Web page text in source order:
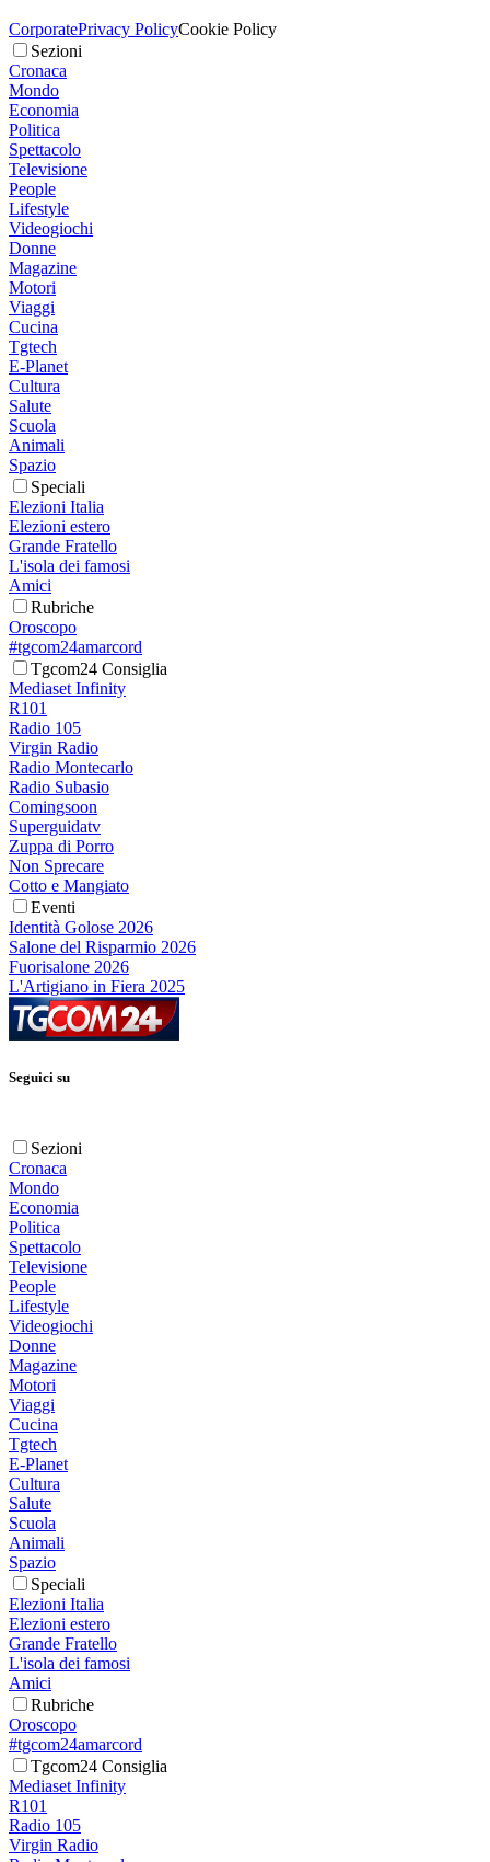
CorporatePrivacy PolicyCookie Policy
Sezioni
Cronaca
Mondo
Economia
Politica
Spettacolo
Televisione
People
Lifestyle
Videogiochi
Donne
Magazine
Motori
Viaggi
Cucina
Tgtech
E-Planet
Cultura
Salute
Scuola
Animali
Spazio
Speciali
Elezioni Italia
Elezioni estero
Grande Fratello
L'isola dei famosi
Amici
Rubriche
Oroscopo
#tgcom24amarcord
Tgcom24 Consiglia
Mediaset Infinity
R101
Radio 105
Virgin Radio
Radio Montecarlo
Radio Subasio
Comingsoon
Superguidatv
Zuppa di Porro
Non Sprecare
Cotto e Mangiato
Eventi
Identità Golose 2026
Salone del Risparmio 2026
Fuorisalone 2026
L'Artigiano in Fiera 2025
Seguici su
Sezioni
Cronaca
Mondo
Economia
Politica
Spettacolo
Televisione
People
Lifestyle
Videogiochi
Donne
Magazine
Motori
Viaggi
Cucina
Tgtech
E-Planet
Cultura
Salute
Scuola
Animali
Spazio
Speciali
Elezioni Italia
Elezioni estero
Grande Fratello
L'isola dei famosi
Amici
Rubriche
Oroscopo
#tgcom24amarcord
Tgcom24 Consiglia
Mediaset Infinity
R101
Radio 105
Virgin Radio